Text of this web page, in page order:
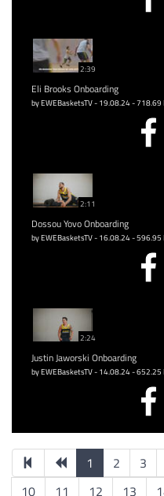
2:39
Eli Brooks Onboarding
by EWEBasketsTV - 19.08.24 - 718.69
2:11
Dossou Yovo Onboarding
by EWEBasketsTV - 16.08.24 - 596.95
2:24
Justin Jaworski Onboarding
by EWEBasketsTV - 14.08.24 - 652.25
1 2 3
10
11 12 13